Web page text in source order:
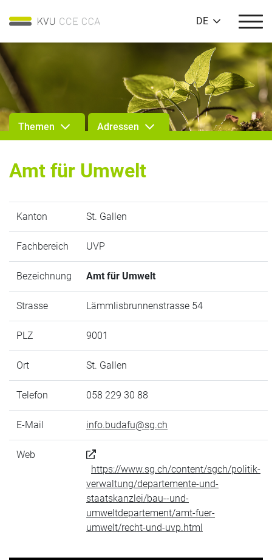
DE
Themen Adressen
Amt für Umwelt
Kanton St. Gallen
Fachbereich UVP
Bezeichnung Amt für Umwelt
Strasse Lämmlisbrunnenstrasse 54
PLZ 9001
Ort St. Gallen
Telefon 058 229 30 88
E-Mail info.budafu@sg.ch
Web
https://www.sg.ch/content/sgch/politik-
verwaltung/departemente-und-
staatskanzlei/bau--und-
umweltdepartement/amt-fuer-
umwelt/recht-und-uvp.html